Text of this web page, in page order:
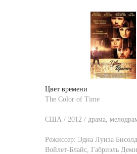
Цвет времени
The Color of Time
США / 2012 / драма,
Режиссер: Эдна Луиза Бисолд
Войлет-Блайс Габриэль